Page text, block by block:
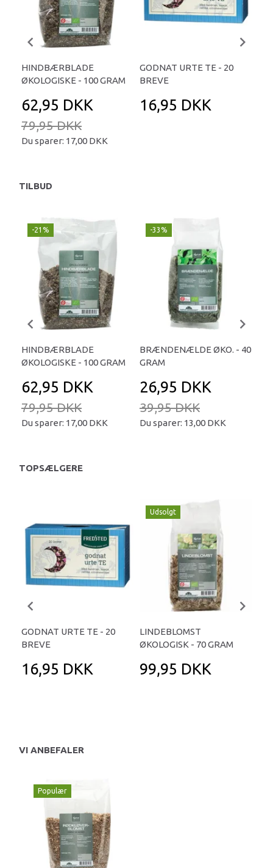
HINDBÆRBLADE
ØKOLOGISKE - 100 GRAM
62,95 DKK
79,95 DKK
Du sparer: 17,00 DKK
GODNAT URTE TE - 20
BREVE
16,95 DKK
TILBUD
-21%
HINDBÆRBLADE
ØKOLOGISKE - 100 GRAM
62,95 DKK
79,95 DKK
Du sparer: 17,00 DKK
-33%
BRÆNDENÆLDE ØKO. - 40
GRAM
26,95 DKK
39,95 DKK
Du sparer: 13,00 DKK
TOPSÆLGERE
GODNAT URTE TE - 20
BREVE
16,95 DKK
Udsolgt
LINDEBLOMST
ØKOLOGISK - 70 GRAM
99,95 DKK
VI ANBEFALER
Populær